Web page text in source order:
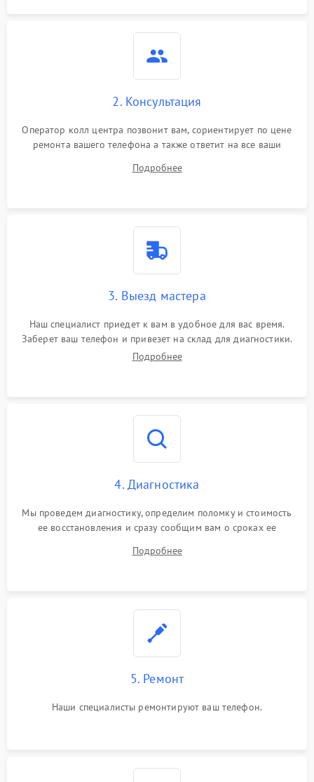
2. Консультация
Оператор колл центра позвонит вам, сориентирует по цене
ремонта вашего телефона а также ответит на все ваши
Подробнее
3. Выезд мастера
Наш специалист приедет к вам в удобное для вас время.
Заберет ваш телефон и привезет на склад для диагностики.
Подробнее
4. Диагностика
Мы проведем диагностику, определим поломку и стоимость
ее восстановления и сразу сообщим вам о сроках ее
Подробнее
5. Ремонт
Наши специалисты ремонтируют ваш телефон.